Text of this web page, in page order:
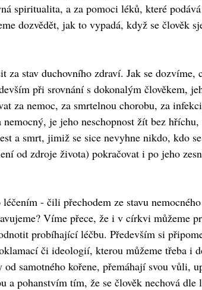
spiritualita, a za pomoci léků, které
dozvědět, jak to vypadá, když se člověk
stav duchovního zdraví. Jak se dozvíme,
při srovnání s dokonalým člověkem,
za nemoc, za smrtelnou chorobu, za
je jeho neschopnost žít bez
a smrt, jimiž se sice nevyhne nikdo, kdo
od zdroje života) pokračovat i po jeho
- čili přechodem ze stavu
Víme přece, že i v církvi můžeme
probíhající léčbu. Především si
či ideologií, kterou můžeme třeba i
samotného kořene, přemáhají svou vůli,
pohanstvím tím, že se člověk nechová dle